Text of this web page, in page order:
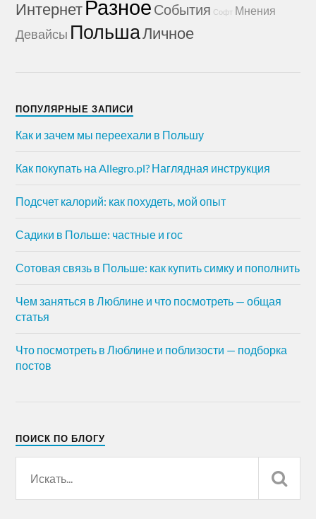
ИнтернетРазное События Софт Мнения
Девайсы ПольшаЛичное
ПОПУЛЯРНЫЕ ЗАПИСИ
Как и зачем мы переехали в Польшу
Как покупать на Allegro.pl? Наглядная инструкция
Подсчет калорий: как похудеть, мой опыт
Садики в Польше: частные и гос
Сотовая связь в Польше: как купить симку и пополнить
Чем заняться в Люблине и что посмотреть — общая
статья
Что посмотреть в Люблине и поблизости — подборка
постов
ПОИСК ПО БЛОГУ